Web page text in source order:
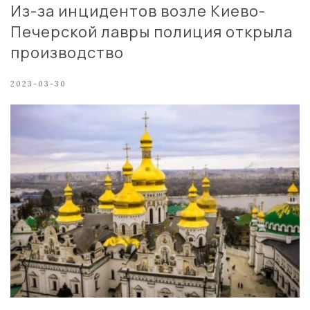
Из-за инцидентов возле Киево-
Печерской лавры полиция открыла
производство
2023-03-30